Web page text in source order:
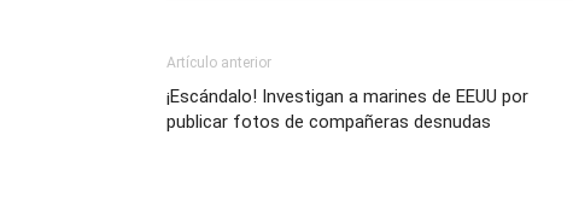
Artículo anterior
¡Escándalo! Investigan a marines de EEUU por
publicar fotos de compañeras desnudas